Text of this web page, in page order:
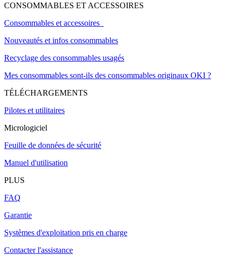
CONSOMMABLES ET ACCESSOIRES
Consommables et accessoires
Nouveautés et infos consommables
Recyclage des consommables usagés
Mes consommables sont-ils des consommables originaux OKI ?
TÉLÉCHARGEMENTS
Pilotes et utilitaires
Micrologiciel
Feuille de données de sécurité
Manuel d'utilisation
PLUS
FAQ
Garantie
Systèmes d'exploitation pris en charge
Contacter l'assistance